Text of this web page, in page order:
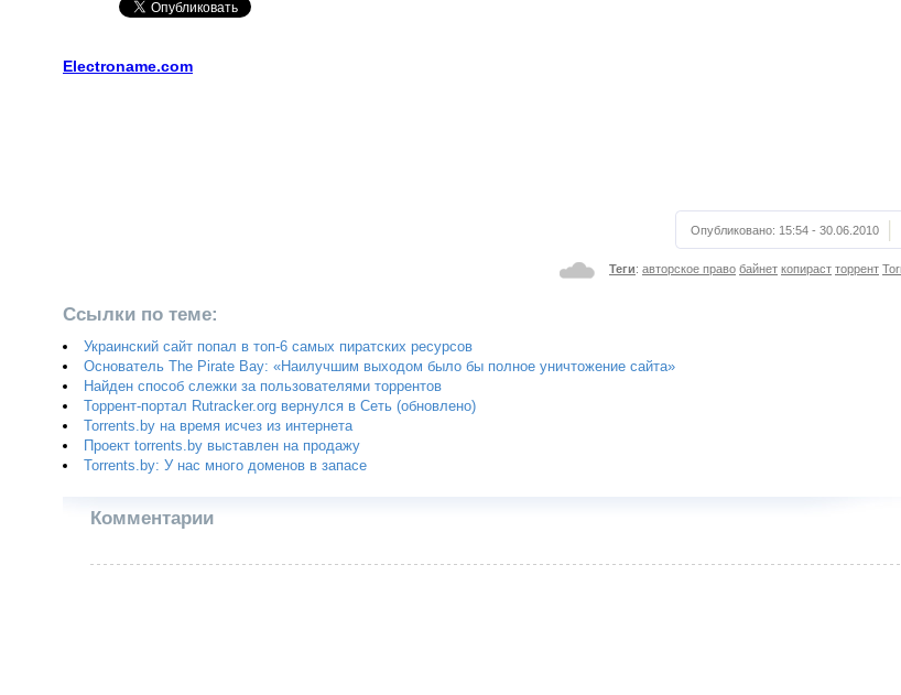
Electroname.com
Опубликовано: 15:54 - 30.06.2010
Теги: авторское право байнет копираст торрент
Ссылки по теме:
Украинский сайт попал в топ-6 самых пиратских ресурсов
Основатель The Pirate Bay: «Наилучшим выходом было бы полное уничтожение сайта»
Найден способ слежки за пользователями торрентов
Торрент-портал Rutracker.org вернулся в Сеть (обновлено)
Torrents.by на время исчез из интернета
Проект torrents.by выставлен на продажу
Torrents.by: У нас много доменов в запасе
Комментарии